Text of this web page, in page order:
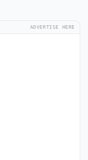
ADVERTISE HERE